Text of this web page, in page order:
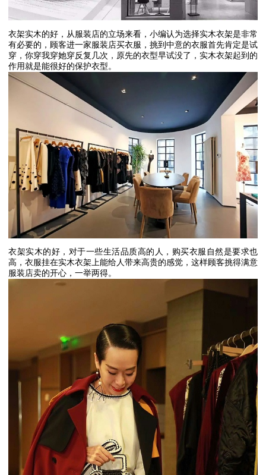
衣架实木的好，从服装店的立场来看，小编认为选择实木衣架是非常
有必要的，顾客进一家服装店买衣服，挑到中意的衣服首先肯定是试
穿，你穿我穿她穿反复几次，原先的衣型早试没了，实木衣架起到的
作用就是能很好的保护衣型。
衣架实木的好，对于一些生活品质高的人，购买衣服自然是要求也
高，衣服挂在实木衣架上能给人带来高贵的感觉，这样顾客挑得满意
服装店卖的开心，一举两得。